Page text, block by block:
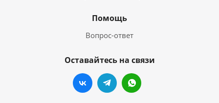
Помощь
Вопрос-ответ
Оставайтесь на связи